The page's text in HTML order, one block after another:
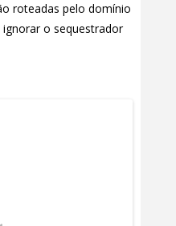
roteadas pelo domínio
o sequestrador